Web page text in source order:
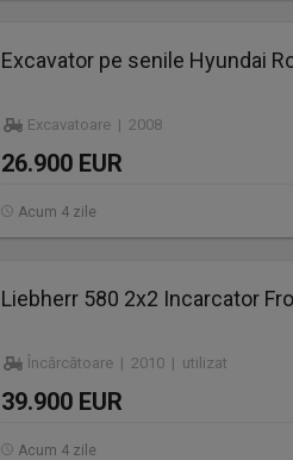
Excavator pe senile Hyundai
Excavatoare | 2008
26.900 EUR
Acum 4 zile
Liebherr 580 2x2 Incarcator
Încărcătoare | 2010 | utilizat
39.900 EUR
Acum 4 zile